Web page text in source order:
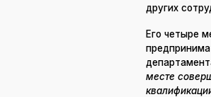
других
Его четыре
месте